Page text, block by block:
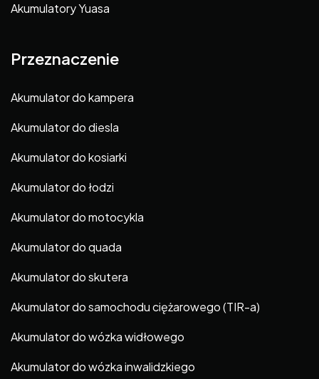
Akumulatory Yuasa
Przeznaczenie
Akumulator do kampera
Akumulator do diesla
Akumulator do kosiarki
Akumulator do łodzi
Akumulator do motocykla
Akumulator do quada
Akumulator do skutera
Akumulator do samochodu ciężarowego (TIR-a)
Akumulator do wózka widłowego
Akumulator do wózka inwalidzkiego